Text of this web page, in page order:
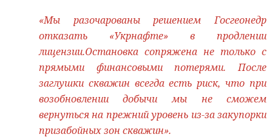
«Мы разочарованы решением Госгеонедр
отказать «Укрнафте» в продлении
лицензии.Остановка сопряжена не только с
прямыми финансовыми потерями. После
заглушки скважин всегда есть риск, что при
возобновлении добычи мы не сможем
вернуться на прежний уровень из-за закупорки
призабойных зон скважин».